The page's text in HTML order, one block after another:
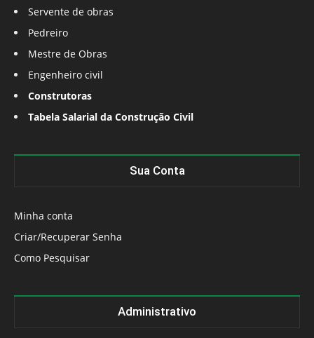
Servente de obras
Pedreiro
Mestre de Obras
Engenheiro civil
Construtoras
Tabela Salarial da Construção Civil
Sua Conta
Minha conta
Criar/Recuperar Senha
Como Pesquisar
Administrativo